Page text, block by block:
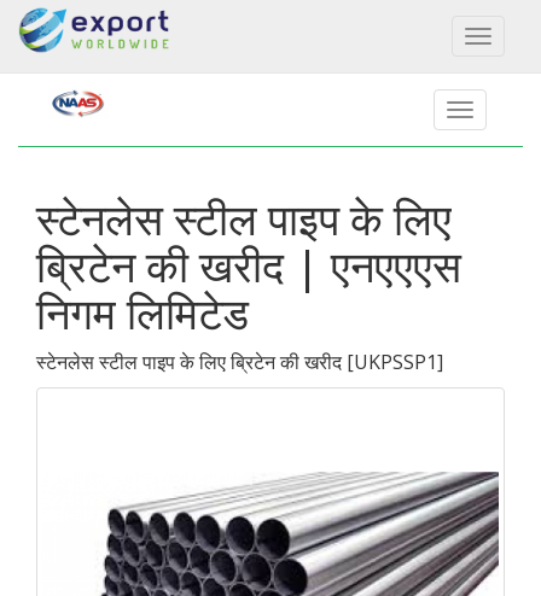
Toggle
स्टेनलेस स्टील पाइप के लिए
ब्रिटेन की खरीद | एनएएएस
निगम लिमिटेड
स्टेनलेस स्टील पाइप के लिए ब्रिटेन की खरीद[UKPSSP1]